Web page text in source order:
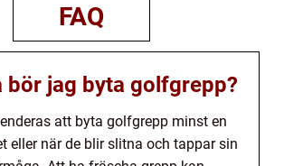
FAQ
bör jag byta golfgrepp?
att byta golfgrepp minst en
eller när de blir slitna och tappar sin